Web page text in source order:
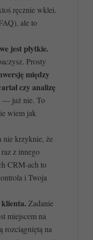
ręcznie wklei.
ale to
jest płytkie.
Prosty
między
czy analizę
— już nie. To
wiem jak
nie krzyknie, że
z innego
CRM-ach to
i Twoja
Zadanie
miejscem na
rozciągniętą na